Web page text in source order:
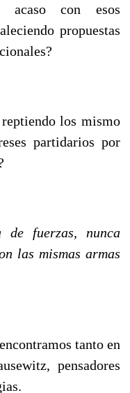
acaso con esos
propuestas
los mismo
partidarios por
de fuerzas, nunca
las mismas armas
tanto en
pensadores